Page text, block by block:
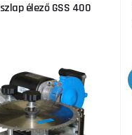
élező GSS 400